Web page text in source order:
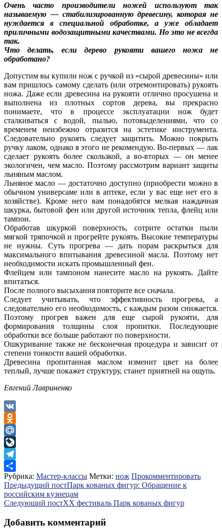
Очень часто производители ножей используют так
называемую — стабилизированную древесину, которая не
нуждается в специальной обработке, а уже обладает
приличными водозащитными качествами. Но это не всегда
так.
Что делать, если дерево рукояти вашего ножа не
обработано?
Допустим вы купили нож с ручкой из «сырой древесины» или
вам пришлось самому сделать (или отремонтировать) рукоять
ножа. Даже если древесина на рукояти отлично просушена и
выполнена из плотных сортов дерева, вы прекрасно
понимаете, что в процессе эксплуатации нож будет
сталкиваться с водой, пылью, потовыделениями, что со
временем неизбежно отразится на эстетике инструмента.
Следовательно рукоять следует защитить. Можно покрыть
ручку лаком, однако я этого не рекомендую. Во-первых — лак
сделает рукоять более скользкой, а во-вторых — он менее
экологичен, чем масло. Поэтому рассмотрим вариант защиты
льняным маслом.
Льняное масло — достаточно доступно (приобрести можно в
обычном универсаме или в аптеке, если у вас еще нет его в
хозяйстве). Кроме него вам понадобятся мелкая наждачная
шкурка, бытовой фен или другой источник тепла, флейц или
тампон.
Обработав шкуркой поверхность, сотрите остатки пыли
мягкой тряпочкой и прогрейте рукоять. Высокие температуры
не нужны. Суть прогрева — дать порам раскрыться для
максимального впитывания древесиной масла. Поэтому нет
необходимости искать промышленный фен.
Флейцем или тампоном нанесите масло на рукоять. Дайте
впитаться.
После полного высыхания повторите все сначала.
Следует учитывать, что эффективность прогрева, а
следовательно его необходимость, с каждым разом снижается.
Поэтому прогрев важен для еще сырой рукояти, для
формирования толщины слоя пропитки. Последующие
обработки все больше работают по поверхности.
Ошкуривание также не бесконечная процедура и зависит от
степени тонкости вашей обработки.
Древесина пропитанная маслом изменит цвет на более
теплый, лучше покажет структуру, станет приятней на ощупь.
Евгений Лавриненко
VK
Odnoklassniki
Mail.Ru
LiveJournal
Telegram
Отправить
Рубрика: Мастер-классы Метки: нож Прокомментировать
Навигация
по
Предыдущий постПарк кованых фигур: Обращение к
российским кузнецам
Следующий постXX фестиваль Парк кованых фигур
Добавить комментарий